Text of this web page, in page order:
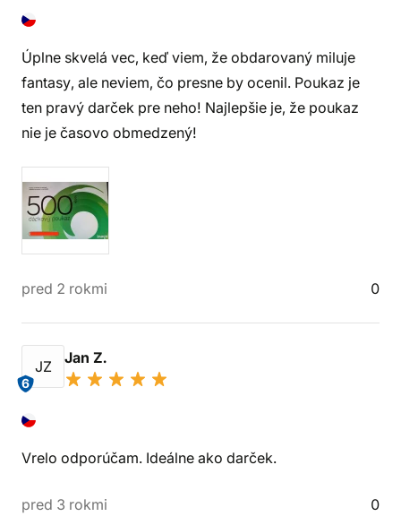
Úplne skvelá vec, keď viem, že obdarovaný miluje
fantasy, ale neviem, čo presne by ocenil. Poukaz je
ten pravý darček pre neho! Najlepšie je, že poukaz
nie je časovo obmedzený!
pred 2 rokmi 0
JZ
6
Jan Z.
Vrelo odporúčam. Ideálne ako darček.
pred 3 rokmi 0